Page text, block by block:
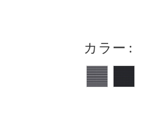
カラー